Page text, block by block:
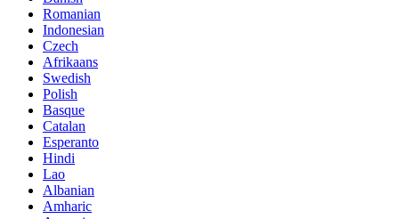
Romanian
Indonesian
Czech
Afrikaans
Swedish
Polish
Basque
Catalan
Esperanto
Hindi
Lao
Albanian
Amharic